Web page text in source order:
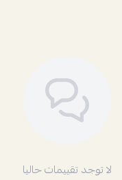
لا توجد تقييمات حاليا